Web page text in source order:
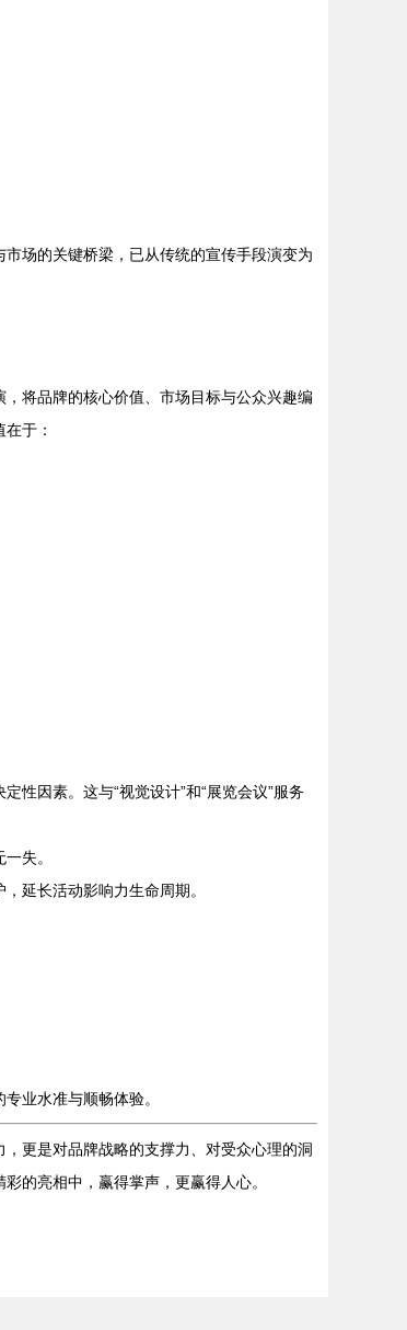
场的关键桥梁，已从传统的宣传手段演变为
将品牌的核心价值、市场目标与公众兴趣编
于：
性因素。这与“视觉设计”和“展览会议”服务
失。
延长活动影响力生命周期。
业水准与顺畅体验。
更是对品牌战略的支撑力、对受众心理的洞
的亮相中，赢得掌声，更赢得人心。